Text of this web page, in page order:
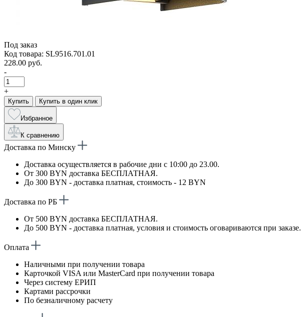
Под заказ
Код товара: SL9516.701.01
228.00 руб.
-
+
Купить Купить в один клик
Избранное
К сравнению
Доставка по Минску
Доставка осуществляется в рабочие дни с 10:00 до 23.00.
От 300 BYN доставка БЕСПЛАТНАЯ.
До 300 BYN - доставка платная, стоимость - 12 BYN
Доставка по РБ
От 500 BYN доставка БЕСПЛАТНАЯ.
До 500 BYN - доставка платная, условия и стоимость оговариваются при заказе.
Оплата
Наличными при получении товара
Карточкой VISA или MasterCard при получении товара
Через систему ЕРИП
Картами рассрочки
По безналичному расчету